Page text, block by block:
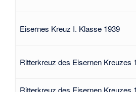
Eisernes Kreuz I. Klasse 1939
Ritterkreuz des Eisernen Kreuzes
Ritterkreuz des Eisernen Kreuzes